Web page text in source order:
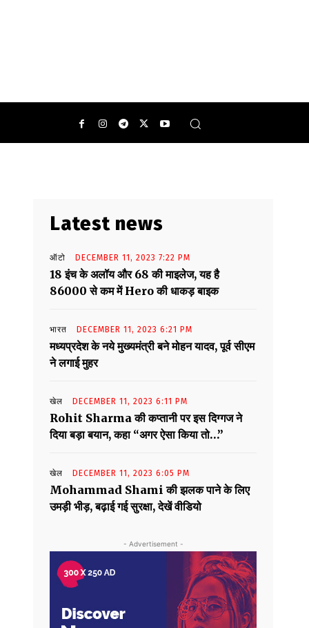
Latest news
ऑटो DECEMBER 11, 2023 7:22 PM
18 इंच के अलॉय और 68 की माइलेज, यह है
86000 से कम में Hero की धाकड़ बाइक
भारत DECEMBER 11, 2023 6:21 PM
मध्यप्रदेश के नये मुख्यमंत्री बने मोहन यादव, पूर्व सीएम
ने लगाई मुहर
खेल DECEMBER 11, 2023 6:11 PM
Rohit Sharma की कप्तानी पर इस दिग्गज ने
दिया बड़ा बयान, कहा “अगर ऐसा किया तो…”
खेल DECEMBER 11, 2023 6:05 PM
Mohammad Shami की झलक पाने के लिए
उमड़ी भीड़, बढ़ाई गई सुरक्षा, देखें वीडियो
- Advertisement -